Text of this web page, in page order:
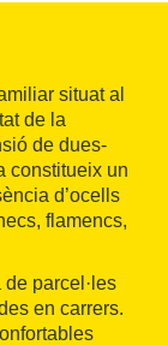
situat al
de la
de dues-
constitueix un
d’ocells
flamencs,
parcel·les
en carrers.